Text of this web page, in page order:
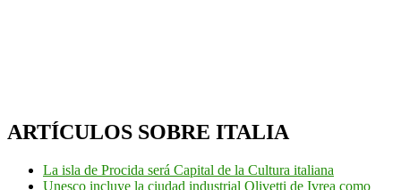
ARTÍCULOS SOBRE ITALIA
La isla de Procida será Capital de la Cultura italiana
Unesco incluye la ciudad industrial Olivetti de Ivrea como